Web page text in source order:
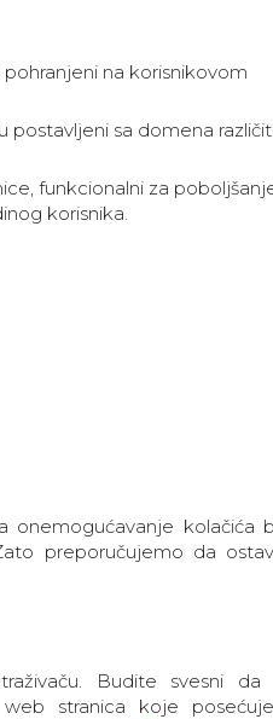
pohranjeni na korisnikovom
postavljeni sa domena
funkcionalni za
korisnika.
onemogućavanje kolačića
preporučujemo da
Budite svesni da
stranica koje